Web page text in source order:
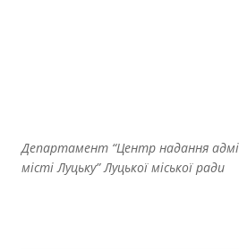
Департамент “Центр надання
місті Луцьку” Луцької міської ради